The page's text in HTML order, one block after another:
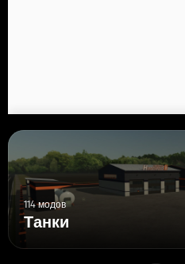
114 модов
Танки